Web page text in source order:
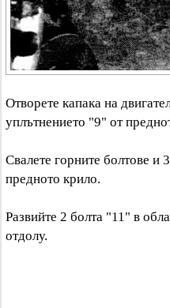
Отворете капака на
уплътнението "9" от
Свалете горните болтове и
предното крило.
Развийте 2 болта "11" в
отдолу.